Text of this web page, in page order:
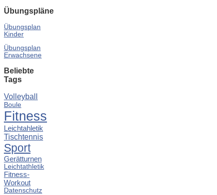
Übungspläne
Übungsplan
Kinder
Übungsplan
Erwachsene
Beliebte
Tags
Volleyball
Boule
Fitness
Leichtahletik
Tischtennis
Sport
Gerätturnen
Leichtathletik
Fitness-
Workout
Datenschutz